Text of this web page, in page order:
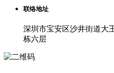
联络地址
深圳市宝安区沙井街道大
栋六层